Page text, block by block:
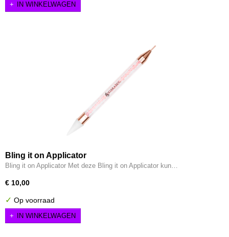
IN WINKELWAGEN
Bling it on Applicator
Bling it on Applicator Met deze Bling it on Applicator kun…
€ 10,00
✓ Op voorraad
IN WINKELWAGEN